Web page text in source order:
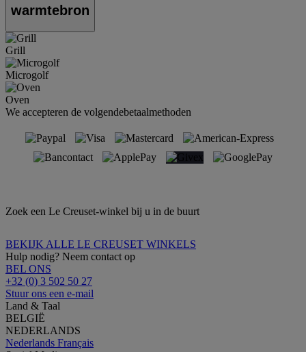
warmtebron
Grill
Microgolf
Oven
We accepteren de volgendebetaalmethoden
Zoek een Le Creuset-winkel bij u in de buurt
BEKIJK ALLE LE CREUSET WINKELS
Hulp nodig? Neem contact op
BEL ONS
+32 (0) 3 502 50 27
Stuur ons een e-mail
Land & Taal
BELGIË
NEDERLANDS
Nederlands Français